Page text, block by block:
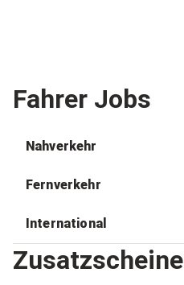
Fahrer Jobs
Nahverkehr
Fernverkehr
International
Zusatzscheine